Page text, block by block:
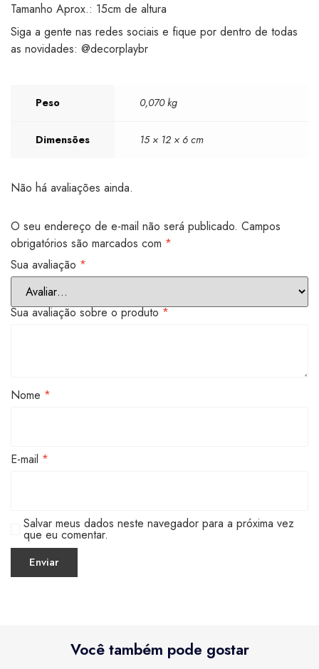
Tamanho Aprox.: 15cm de altura
Siga a gente nas redes sociais e fique por dentro de todas
as novidades: @decorplaybr
Peso 0,070 kg
Dimensões 15 × 12 × 6 cm
Não há avaliações ainda.
O seu endereço de e-mail não será publicado. Campos
obrigatórios são marcados com *
Sua avaliação *
Sua avaliação sobre o produto*
Nome *
E-mail *
Salvar meus dados neste navegador para a próxima vez
que eu comentar.
Você também pode gostar